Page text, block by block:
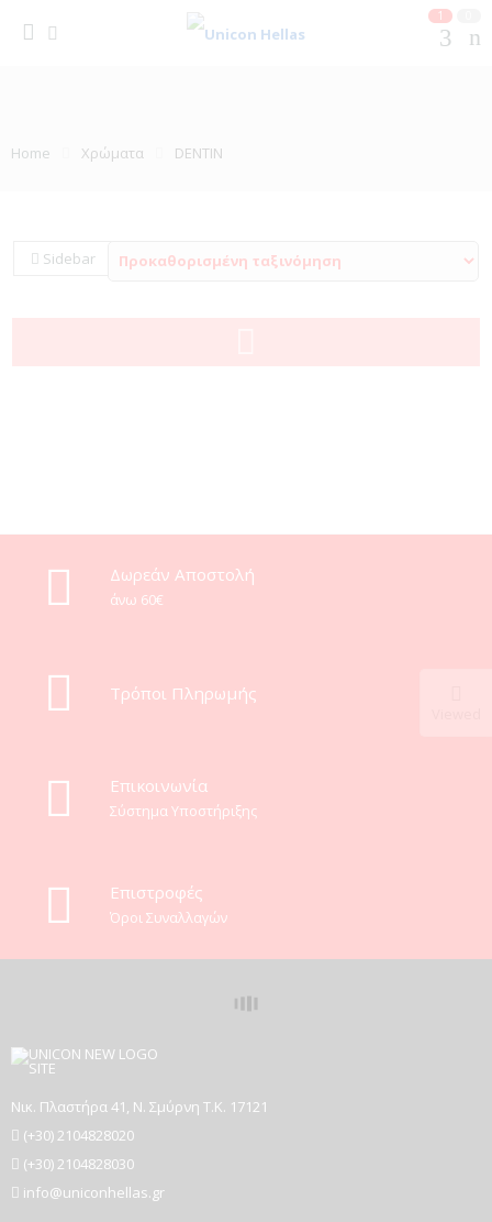
1
Home Χρώματα DENTIN
Sidebar
Δωρεάν Αποστολή
άνω 60€
Τρόποι Πληρωμής
Eπικοινωνία
Σύστημα Υποστήριξης
Επιστροφές
Όροι Συναλλαγών
Νικ. Πλαστήρα 41, Ν. Σμύρνη T.K. 17121
(+30) 2104828020
(+30) 2104828030
info@uniconhellas.gr